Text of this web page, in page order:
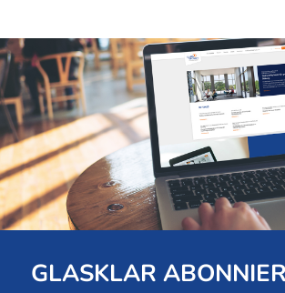
GLASKLAR